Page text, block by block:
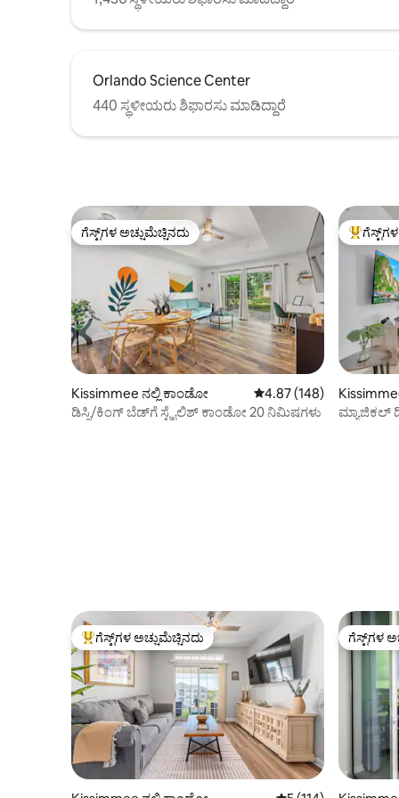
Orlando Science Center
440 ಸ್ಥಳೀಯರು ಶಿಫಾರಸು ಮಾಡಿದ್ದಾರೆ
ಗೆಸ್ಟ್‌ಗಳ ಅಚ್ಚುಮೆಚ್ಚಿನದು
ಗೆಸ್ಟ್‌ಗಳ ಅಚ್ಚುಮೆಚ್ಚಿನದು
Kissimmee ನಲ್ಲಿ ಕಾಂಡೋ 5 ರಲ್ಲಿ 4.87 ಸರಾಸರಿ
4.87 (148)
ಡಿಸ್ನಿ/ಕಿಂಗ್ ಬೆಡ್‌ಗೆ ಸ್ಟೈಲಿಶ್ ಕಾಂಡೋ 20 ನಿಮಿಷಗಳು
ಗೆಸ್ಟ್‌ಗಳಿಗೆ
ಮ್ಯಾಜಿಕಲ್
ಗೆಸ್ಟ್‌ಗಳಿಗೆ ಅತಿ ಹೆಚ್ಚು ಅಚ್ಚುಮೆಚ್ಚಿನದು
ಗೆಸ್ಟ್‌ಗಳ ಅಚ್ಚುಮೆಚ್ಚಿನದು ಗೆಸ್ಟ್‌ಗಳ
ಗೆಸ್ಟ್‌ಗಳ